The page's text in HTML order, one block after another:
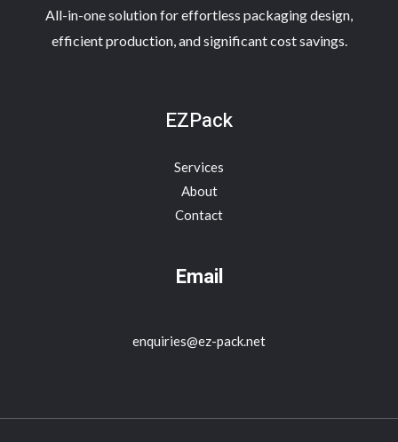
All-in-one solution for effortless packaging design,
efficient production, and significant cost savings.
EZPack
Services
About
Contact
Email
enquiries@ez-pack.net